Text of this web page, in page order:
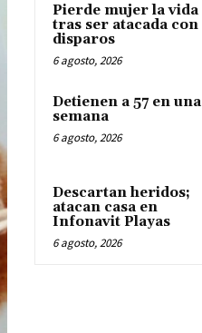
Pierde mujer la vida
tras ser atacada con
disparos
6 agosto, 2026
Detienen a 57 en una
semana
6 agosto, 2026
Descartan heridos;
atacan casa en
Infonavit Playas
6 agosto, 2026